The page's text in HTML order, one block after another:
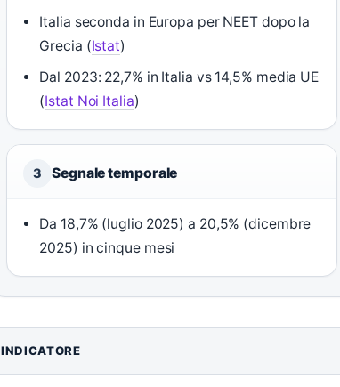
Italia seconda in Europa per NEET dopo la
Grecia (Istat)
Dal 2023: 22,7% in Italia vs 14,5% media UE
(Istat Noi Italia)
3 Segnale temporale
Da 18,7% (luglio 2025) a 20,5% (dicembre
2025) in cinque mesi
INDICATORE